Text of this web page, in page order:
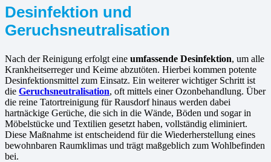
Desinfektion und
Geruchsneutralisation
Nach der Reinigung erfolgt eine umfassende Desinfektion, um alle
Krankheitserreger und Keime abzutöten. Hierbei kommen potente
Desinfektionsmittel zum Einsatz. Ein weiterer wichtiger Schritt ist
die Geruchsneutralisation, oft mittels einer Ozonbehandlung. Über
die reine Tatortreinigung für Rausdorf hinaus werden dabei
hartnäckige Gerüche, die sich in die Wände, Böden und sogar in
Möbelstücke und Textilien gesetzt haben, vollständig eliminiert.
Diese Maßnahme ist entscheidend für die Wiederherstellung eines
bewohnbaren Raumklimas und trägt maßgeblich zum Wohlbefinden
bei.